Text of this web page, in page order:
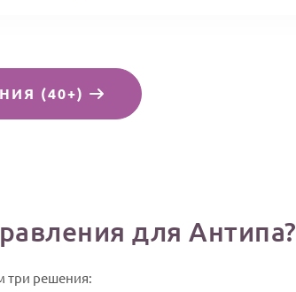
(40+)
для Антипа?
три решения: